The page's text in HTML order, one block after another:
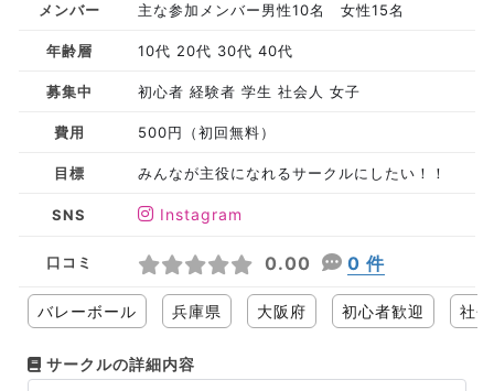
メンバー 主な参加メンバー男性10名 女性15名
年齢層 10代 20代 30代 40代
募集中 初心者 経験者 学生 社会人 女子
費用 500円（初回無料）
目標 みんなが主役になれるサークルにしたい！！
SNS Instagram
口コミ 0.00 0 件
バレーボール 兵庫県 大阪府 初心者歓迎 社
サークルの詳細内容